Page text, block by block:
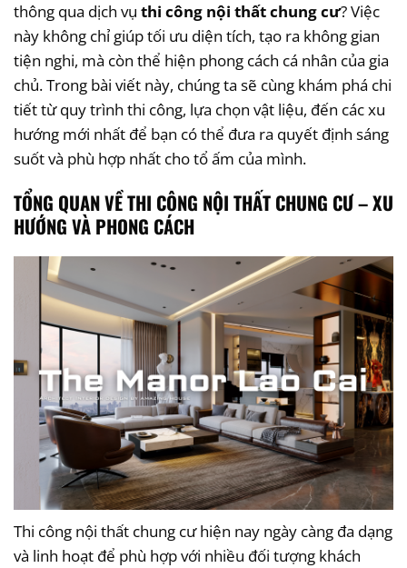
thông qua dịch vụ thi công nội thất chung cư? Việc
này không chỉ giúp tối ưu diện tích, tạo ra không gian
tiện nghi, mà còn thể hiện phong cách cá nhân của gia
chủ. Trong bài viết này, chúng ta sẽ cùng khám phá chi
tiết từ quy trình thi công, lựa chọn vật liệu, đến các xu
hướng mới nhất để bạn có thể đưa ra quyết định sáng
suốt và phù hợp nhất cho tổ ấm của mình.
TỔNG QUAN VỀ THI CÔNG NỘI THẤT CHUNG CƯ – XU
HƯỚNG VÀ PHONG CÁCH
Thi công nội thất chung cư hiện nay ngày càng đa dạng
và linh hoạt để phù hợp với nhiều đối tượng khách